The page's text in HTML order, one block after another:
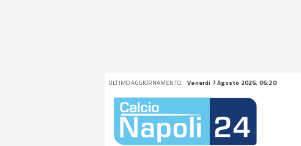
ULTIMO AGGIORNAMENTO: Venerdi 7 Agosto 2026, 06:20